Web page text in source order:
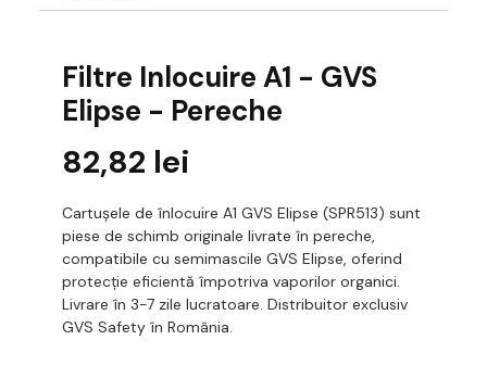
Filtre Inlocuire A1 - GVS
Elipse - Pereche
82,82 lei
Cartușele de înlocuire A1 GVS Elipse (SPR513) sunt
piese de schimb originale livrate în pereche,
compatibile cu semimascile GVS Elipse, oferind
protecție eficientă împotriva vaporilor organici.
Livrare în 3-7 zile lucratoare. Distribuitor exclusiv
GVS Safety în România.